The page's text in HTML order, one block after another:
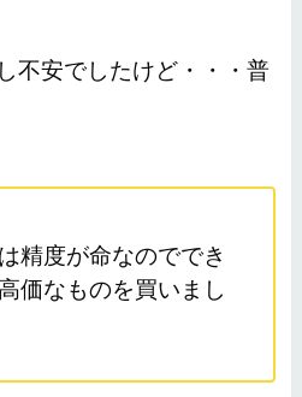
不安でしたけど・・・普
精度が命なのででき
価なものを買いまし